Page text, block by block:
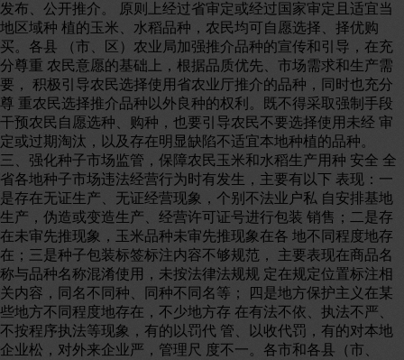
发布、公开推介。 原则上经过省审定或经过国家审定且适宜当
地区域种 植的玉米、水稻品种，农民均可自愿选择、择优购
买。各县 （市、区）农业局加强推介品种的宣传和引导，在充
分尊重 农民意愿的基础上，根据品质优先、市场需求和生产需
要， 积极引导农民选择使用省农业厅推介的品种，同时也充分
尊 重农民选择推介品种以外良种的权利。既不得采取强制手段
干预农民自愿选种、购种，也要引导农民不要选择使用未经 审
定或过期淘汰，以及存在明显缺陷不适宜本地种植的品种。
三、强化种子市场监管，保障农民玉米和水稻生产用种 安全 全
省各地种子市场违法经营行为时有发生，主要有以下 表现：一
是存在无证生产、无证经营现象，个别不法业户私 自安排基地
生产，伪造或变造生产、经营许可证号进行包装 销售；二是存
在未审先推现象，玉米品种未审先推现象在各 地不同程度地存
在；三是种子包装标签标注内容不够规范， 主要表现在商品名
称与品种名称混淆使用，未按法律法规规 定在规定位置标注相
关内容，同名不同种、同种不同名等； 四是地方保护主义在某
些地方不同程度地存在，不少地方存 在有法不依、执法不严、
不按程序执法等现象，有的以罚代 管、以收代罚，有的对本地
企业松，对外来企业严，管理尺 度不一。各市和各县（市、